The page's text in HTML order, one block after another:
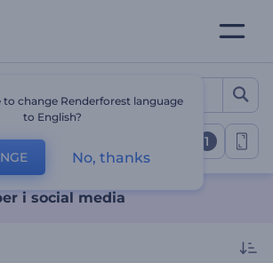
per i social
media 1
i social media
to change Renderforest language
to English?
No, thanks